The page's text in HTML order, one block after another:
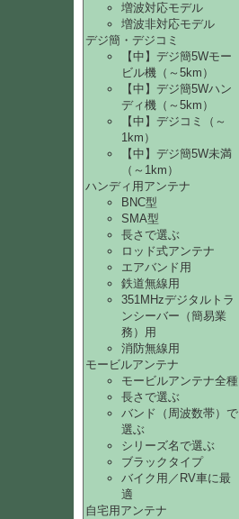
増波対応モデル
増波非対応モデル
デジ簡・デジコミ
【中】デジ簡5Wモー
ビル機（～5km）
【中】デジ簡5Wハン
ディ機（～5km）
【中】デジコミ（～
1km）
【中】デジ簡5W未満
（～1km）
ハンディ用アンテナ
BNC型
SMA型
長さで選ぶ
ロッド式アンテナ
エアバンド用
鉄道無線用
351MHzデジタルトラ
ンシーバー（簡易業
務）用
消防無線用
モービルアンテナ
モービルアンテナ全種
長さで選ぶ
バンド（周波数帯）で
選ぶ
シリーズ名で選ぶ
ブラックタイプ
バイク用／RV車に最
適
自宅用アンテナ